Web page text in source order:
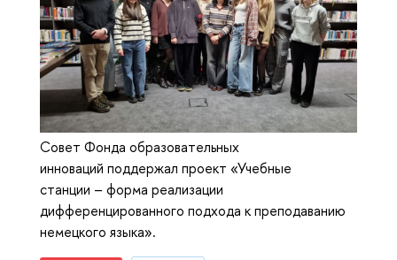
Совет Фонда образовательных
инноваций поддержал проект «Учебные
станции – форма реализации
дифференцированного подхода к преподаванию
немецкого языка».